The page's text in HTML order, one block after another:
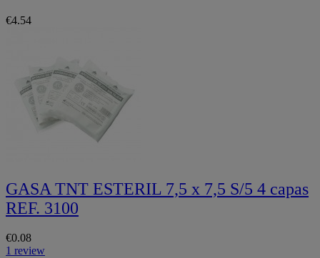
€4.54
GASA TNT ESTERIL 7,5 x 7,5 S/5 4 capas
REF. 3100
€0.08
1 review